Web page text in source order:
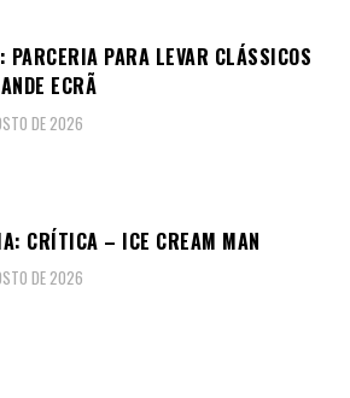
PARCERIA PARA LEVAR CLÁSSICOS
ECRÃ
DE 2026
CRÍTICA – ICE CREAM MAN
DE 2026